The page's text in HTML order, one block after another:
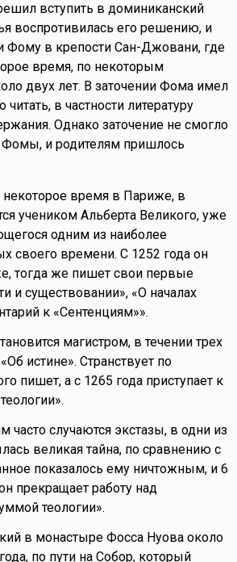
вступить в доминиканский
воспротивилась его решению, и
Фому в крепости Сан-Джовани, где
время, по некоторым
двух лет. В заточении Фома имел
в частности литературу
Однако заточение не смогло
и родителям пришлось
время в Париже, в
учеником Альберта Великого, уже
одним из наиболее
своего времени. С 1252 года он
тогда же пишет свои первые
и существовании», «О началах
к «Сентенциям»».
магистром, в течении трех
истине». Странствует по
пишет, а с 1265 года приступает к
часто случаются экстазы, в одни из
великая тайна, по сравнению с
показалось ему ничтожным, и 6
прекращает работу над
теологии».
в монастыре Фосса Нуова около
по пути на Собор, который